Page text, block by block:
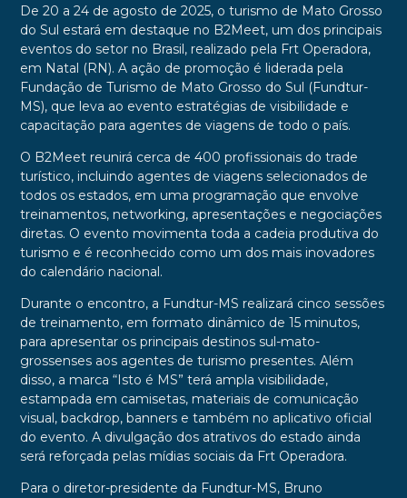
De 20 a 24 de agosto de 2025, o turismo de Mato Grosso
do Sul estará em destaque no B2Meet, um dos principais
eventos do setor no Brasil, realizado pela Frt Operadora,
em Natal (RN). A ação de promoção é liderada pela
Fundação de Turismo de Mato Grosso do Sul (Fundtur-
MS), que leva ao evento estratégias de visibilidade e
capacitação para agentes de viagens de todo o país.
O B2Meet reunirá cerca de 400 profissionais do trade
turístico, incluindo agentes de viagens selecionados de
todos os estados, em uma programação que envolve
treinamentos, networking, apresentações e negociações
diretas. O evento movimenta toda a cadeia produtiva do
turismo e é reconhecido como um dos mais inovadores
do calendário nacional.
Durante o encontro, a Fundtur-MS realizará cinco sessões
de treinamento, em formato dinâmico de 15 minutos,
para apresentar os principais destinos sul-mato-
grossenses aos agentes de turismo presentes. Além
disso, a marca “Isto é MS” terá ampla visibilidade,
estampada em camisetas, materiais de comunicação
visual, backdrop, banners e também no aplicativo oficial
do evento. A divulgação dos atrativos do estado ainda
será reforçada pelas mídias sociais da Frt Operadora.
Para o diretor-presidente da Fundtur-MS, Bruno